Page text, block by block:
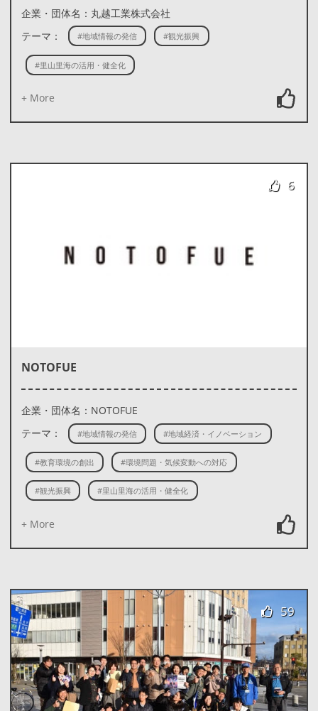
企業・団体名：丸越工業株式会社
テーマ：
#地域情報の発信 #観光振興
#里山里海の活用・健全化
+ More
6
NOTOFUE
企業・団体名：NOTOFUE
テーマ：
#地域情報の発信 #地域経済・イノベーション
#教育環境の創出 #環境問題・気候変動への対応
#観光振興 #里山里海の活用・健全化
+ More
59